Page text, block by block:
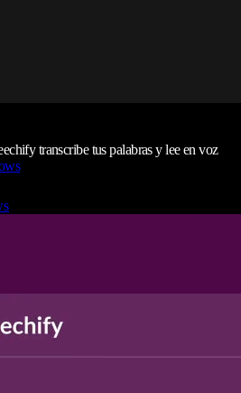
transcribe tus palabras y lee en voz